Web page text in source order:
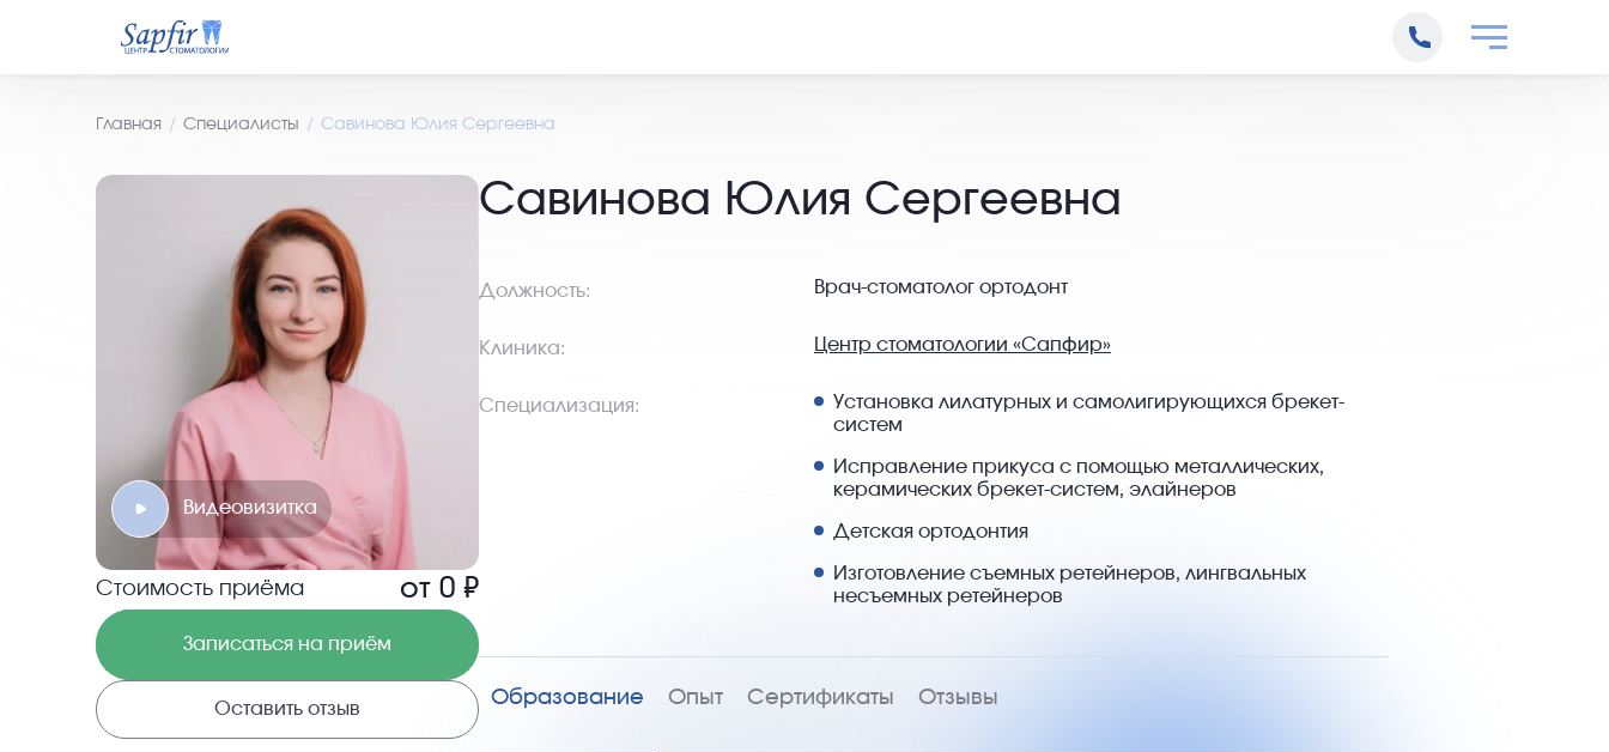
Главная Специалисты Савинова Юлия Сергеевна
Видеовизитка
Стоимость приёма от 0 ₽
Записаться на приём
Оставить отзыв
Савинова Юлия Сергеевна
Должность: Врач-стоматолог ортодонт
Клиника: Центр стоматологии «Сапфир»
Специализация:
Установка лилатурных и самолигирующихся брекет-
систем
Исправление прикуса с помощью металлических,
керамических брекет-систем, элайнеров
Детская ортодонтия
Изготовление съемных ретейнеров, лингвальных
несъемных ретейнеров
Образование Опыт Сертификаты Отзывы